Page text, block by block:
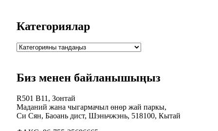
Категориялар
Биз менен байланышыңыз
R501 B11, Зонтай
Маданий жана чыгармачыл өнөр жай паркы,
Си Сян, Баоань дист, Шэньчжэнь, 518100, Кытай